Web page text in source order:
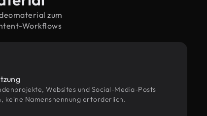
zum
Workflows
Websites und Social-Media-Posts
keine Namensnennung erforderlich.